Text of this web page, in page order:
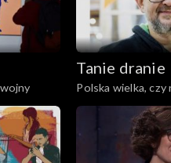
Tanie dranie
Polska wielka, czy